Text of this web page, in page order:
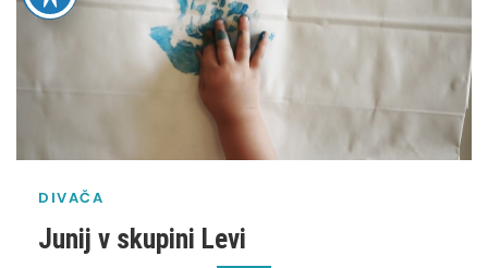
DIVAČA
Junij v skupini Levi